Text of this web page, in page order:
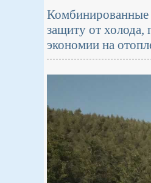
Комбинированные
защиту от
экономии на